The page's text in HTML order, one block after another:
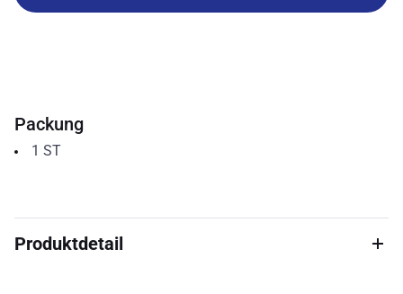
Packung
1 ST
Produktdetail